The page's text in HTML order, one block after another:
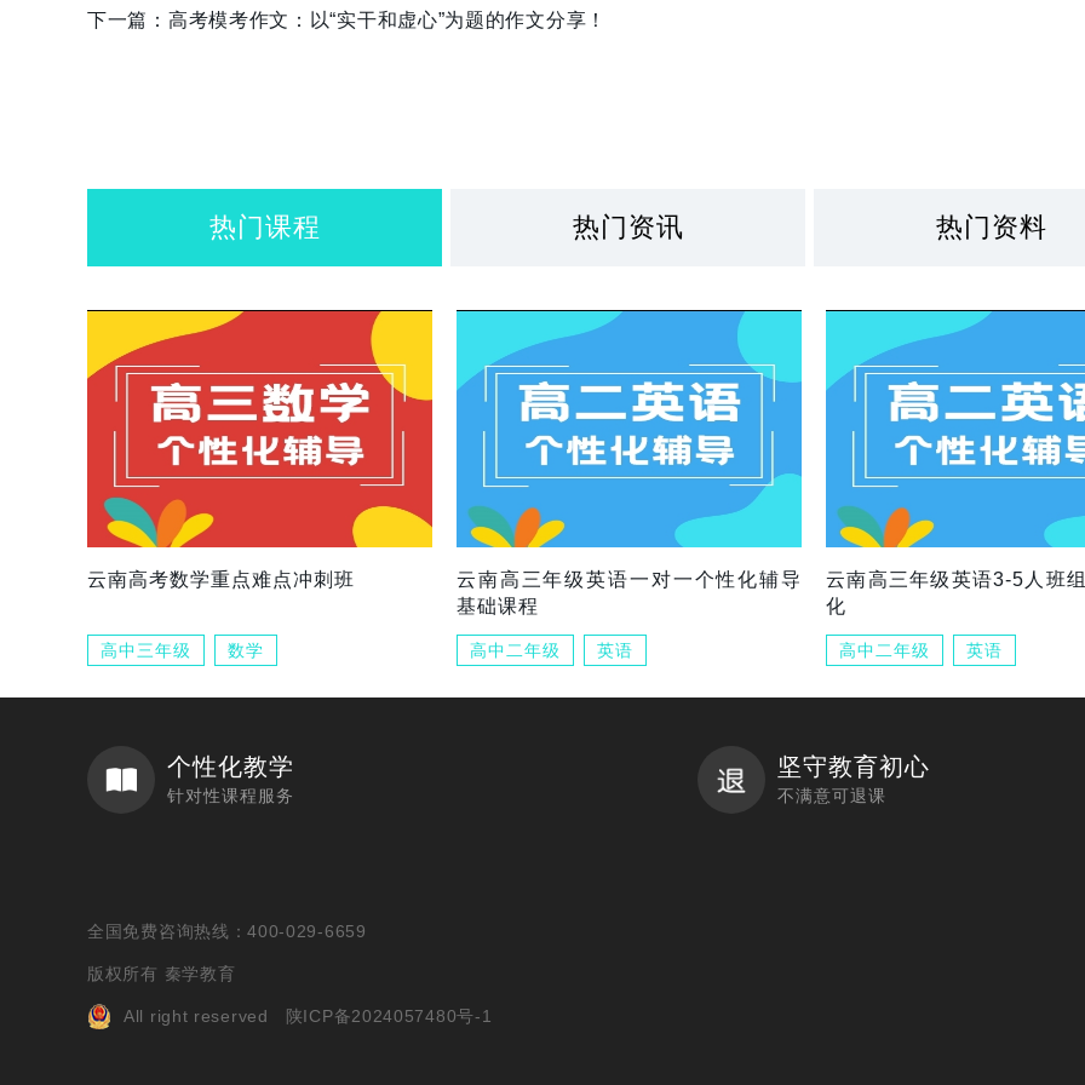
下一篇： 高考模考作文：以“实干和虚心”为题的作文分享！
热门课程 热门资讯 热门资料
云南高考数学重点难点冲刺班
高中三年级 数学
云南高三年级英语一对一个性化辅导
基础课程
高中二年级 英语
云南高三年级英语3-5人班
化
高中二年级 英语
个性化教学
针对性课程服务
坚守教育初心
不满意可退课
全国免费咨询热线：400-029-6659
版权所有 秦学教育
All right reserved 陕ICP备2024057480号-1